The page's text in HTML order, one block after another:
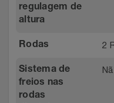
regulagem de
altura
Rodas 2
Sistema de
freios nas
rodas